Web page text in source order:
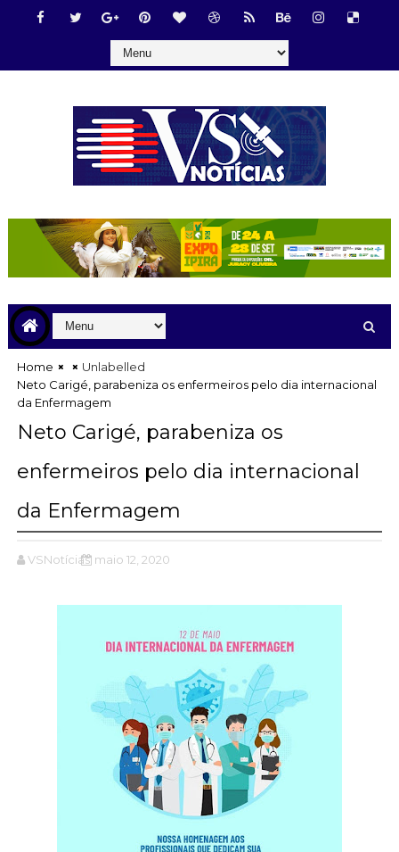
Home
Unlabelled
Neto Carigé, parabeniza os enfermeiros pelo dia internacional
da Enfermagem
Neto Carigé, parabeniza os
enfermeiros pelo dia internacional
da Enfermagem
VSNotícias maio 12, 2020